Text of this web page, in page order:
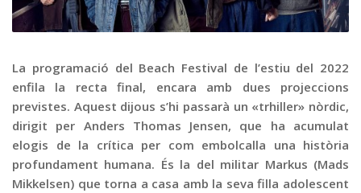
Publicitat
La programació del Beach Festival de l’estiu del 2022
enfila la recta final, encara amb dues projeccions
previstes. Aquest dijous s’hi passarà un «trhiller» nòrdic,
dirigit per Anders Thomas Jensen, que ha acumulat
elogis de la crítica per com embolcalla una història
profundament humana. És la del militar Markus (Mads
Mikkelsen) que torna a casa amb la seva filla adolescent